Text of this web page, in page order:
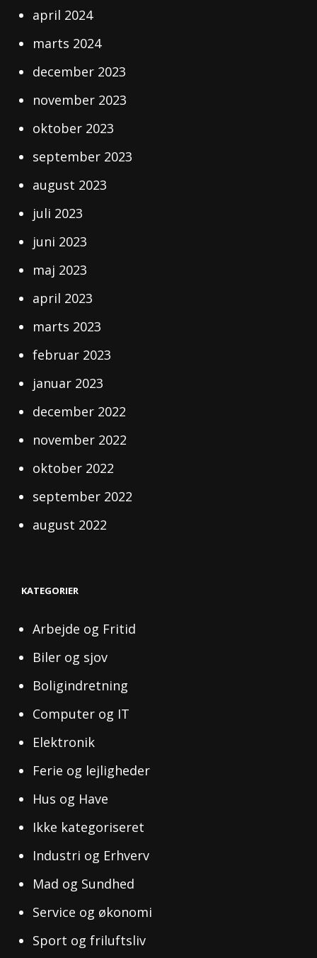
april 2024
marts 2024
december 2023
november 2023
oktober 2023
september 2023
august 2023
juli 2023
juni 2023
maj 2023
april 2023
marts 2023
februar 2023
januar 2023
december 2022
november 2022
oktober 2022
september 2022
august 2022
KATEGORIER
Arbejde og Fritid
Biler og sjov
Boligindretning
Computer og IT
Elektronik
Ferie og lejligheder
Hus og Have
Ikke kategoriseret
Industri og Erhverv
Mad og Sundhed
Service og økonomi
Sport og friluftsliv